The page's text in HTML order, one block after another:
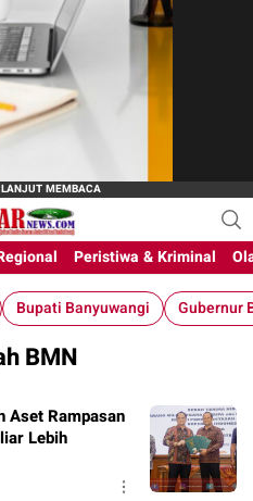
News
online
Peristiwa & Kriminal
Bupati Banyuwangi Gubernur
BMN
Aset Rampasan
Lebih